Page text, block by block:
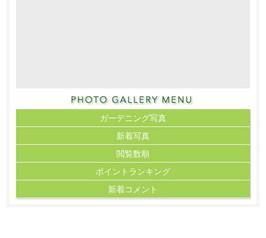
ガーデニング写真
新着写真
閲覧数順
ポイント ランキング
新着コメント